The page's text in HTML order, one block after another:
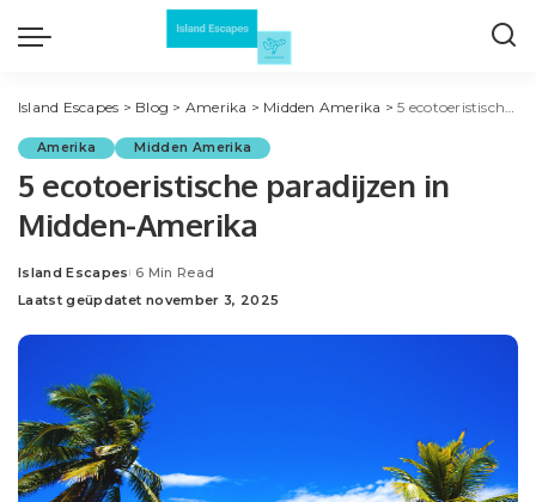
Island Escapes > Blog > Amerika > Midden Amerika >5 ecotoeristische paradijzen in Midden-Amerika
Amerika Midden Amerika
5 ecotoeristische paradijzen in
Midden-Amerika
Posted
by
Island Escapes 6 Min Read
Laatst geüpdatet november 3, 2025